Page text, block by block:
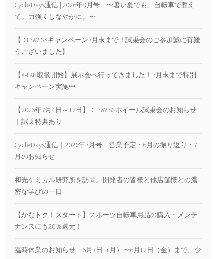
Cycle Days通信 | 2026年8月号 〜暑い夏でも、自転車で整え
て。力強くしなやかに。〜
【DT SWISSキャンペーン7月末まで！試乗会のご参加誠に有難
うございました】
【X-LAB取扱開始】展示会へ行ってきました！7月末まで特別
キャンペーン実施中
【2026年7月4日～12日】DT SWISSホイール試乗会のお知らせ
｜試乗特典あり
Cycle Days通信｜2026年7月号 営業予定・6月の振り返り・7
月のお知らせ
和光ケミカル研究所を訪問。開発者の皆様と他店舗様との濃
密な学びの一日
【かなトク！スタート】スポーツ自転車用品の購入・メンテ
ナンスにも20％還元！
臨時休業のお知らせ 6月8日（月）〜6月12日（金）まで、少